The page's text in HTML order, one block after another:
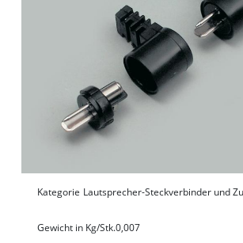
Kategorie Lautsprecher-Steckverbinder und
Gewicht in Kg/Stk.0,007